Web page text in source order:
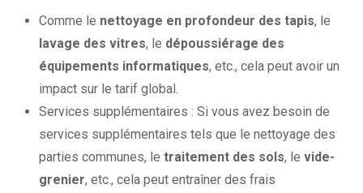
Comme le nettoyage en profondeur des tapis, le
lavage des vitres, le dépoussiérage des
équipements informatiques, etc., cela peut avoir un
impact sur le tarif global.
Services supplémentaires : Si vous avez besoin de
services supplémentaires tels que le nettoyage des
parties communes, le traitement des sols, le vide-
grenier, etc., cela peut entraîner des frais